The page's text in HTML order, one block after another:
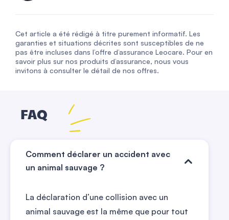
Cet article a été rédigé à titre purement informatif. Les
garanties et situations décrites sont susceptibles de ne
pas être incluses dans l’offre d’assurance Leocare. Pour en
savoir plus sur nos produits d’assurance, nous vous
invitons à consulter le détail de nos offres.
FAQ
Comment déclarer un accident avec
un animal sauvage ?
La déclaration d’une collision avec un
animal sauvage est la même que pour tout